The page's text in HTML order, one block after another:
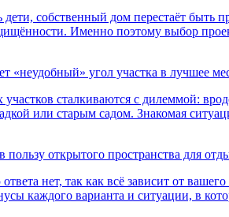
собственный дом перестаёт
Именно поэтому выбор
«неудобный» угол участка в лучшее
сталкиваются с дилеммой:
или старым садом. Знакомая
открытого пространства для
нет, так как всё зависит от
каждого варианта и ситуации, в